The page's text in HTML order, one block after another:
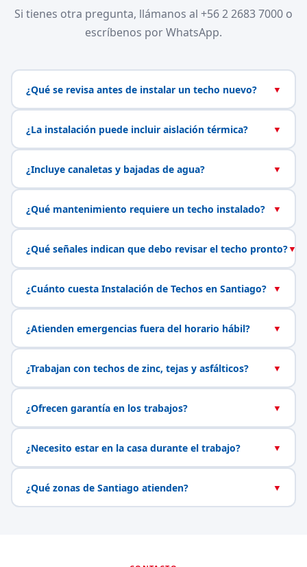
Si tienes otra pregunta, llámanos al +56 2 2683 7000 o
escríbenos por WhatsApp.
¿Qué se revisa antes de instalar un techo nuevo? ▼
¿La instalación puede incluir aislación térmica? ▼
¿Incluye canaletas y bajadas de agua? ▼
¿Qué mantenimiento requiere un techo instalado? ▼
¿Qué señales indican que debo revisar el techo pronto?▼
¿Cuánto cuesta Instalación de Techos en Santiago? ▼
¿Atienden emergencias fuera del horario hábil? ▼
¿Trabajan con techos de zinc, tejas y asfálticos? ▼
¿Ofrecen garantía en los trabajos? ▼
¿Necesito estar en la casa durante el trabajo? ▼
¿Qué zonas de Santiago atienden? ▼